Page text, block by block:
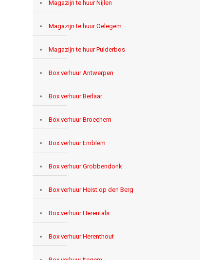
Magazijn te huur Nijlen
Magazijn te huur Oelegem
Magazijn te huur Pulderbos
Box verhuur Antwerpen
Box verhuur Berlaar
Box verhuur Broechem
Box verhuur Emblem
Box verhuur Grobbendonk
Box verhuur Heist op den Berg
Box verhuur Herentals
Box verhuur Herenthout